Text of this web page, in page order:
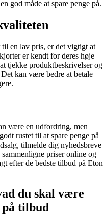
god måde at spare penge på.
en lav pris, er det vigtigt at
er kendt for deres høje
tjekke produktbeskrivelser og
kan være bedre at betale
være en udfordring, men
rustet til at spare penge på
tilmelde dig nyhedsbreve
priser online og
efter de bedste tilbud på Eton
du skal være
på tilbud